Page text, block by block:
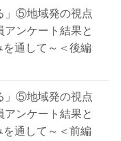
」⑤地域発の視点
ンケート結果と
通して～＜後編
」⑤地域発の視点
ンケート結果と
通して～＜前編